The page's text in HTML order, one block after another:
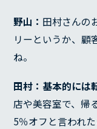
野山： 田村さんの
リーというか、顧
ね。
田村： 基本的には
店や美容室で、帰
5％オフと言われ